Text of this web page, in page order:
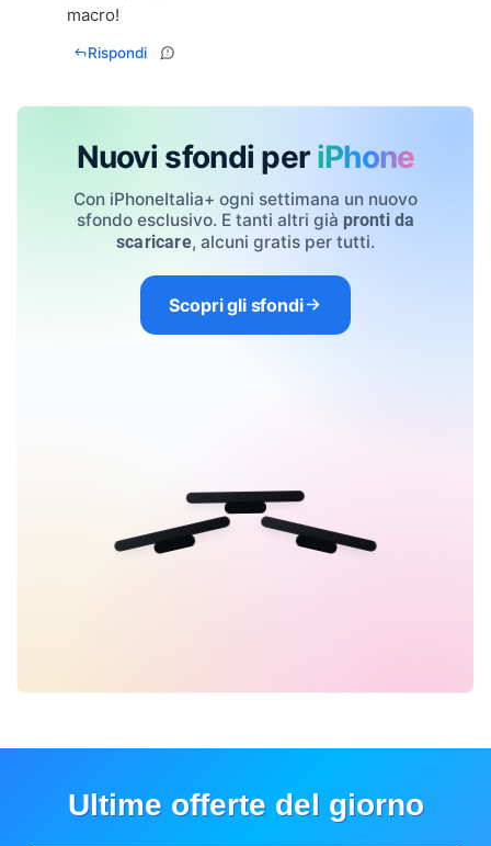
macro!
Rispondi
Nuovi sfondi per iPhone
Con iPhoneItalia+ ogni settimana un nuovo
sfondo esclusivo. E tanti altri già pronti da
scaricare, alcuni gratis per tutti.
Scopri gli sfondi
Ultime offerte del giorno